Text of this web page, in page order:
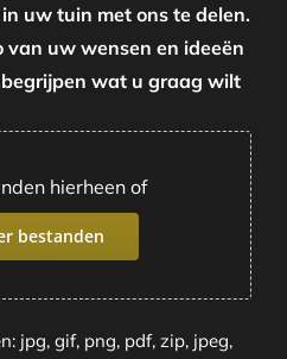
uw tuin met ons te delen.
uw wensen en ideeën
wat u graag wilt
hierheen of
bestanden
jpg, gif, png, pdf, zip, jpeg,